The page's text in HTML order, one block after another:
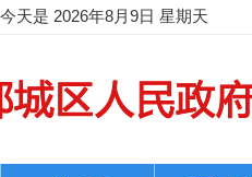
今天是 2026年8月9日 星期天